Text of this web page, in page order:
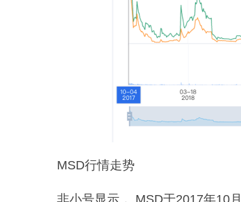
MSD行情走势